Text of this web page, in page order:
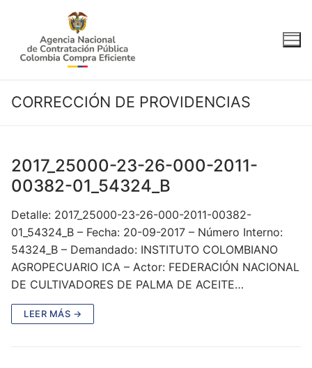
contenido
CORRECCIÓN DE PROVIDENCIAS
2017_25000-23-26-000-2011-
00382-01_54324_B
Detalle: 2017_25000-23-26-000-2011-00382-
01_54324_B – Fecha: 20-09-2017 – Número Interno:
54324_B – Demandado: INSTITUTO COLOMBIANO
AGROPECUARIO ICA – Actor: FEDERACIÓN NACIONAL
DE CULTIVADORES DE PALMA DE ACEITE…
LEER MÁS →